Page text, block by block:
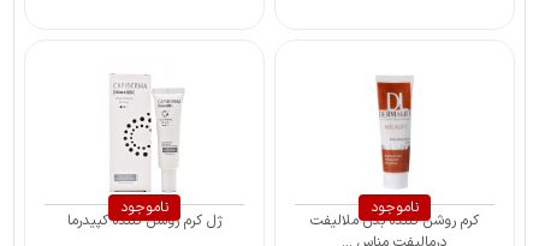
ناموجود
کرم روشن کننده بدن ملالیفت
ناموجود
ژل کرم روشن کننده کپیدرما